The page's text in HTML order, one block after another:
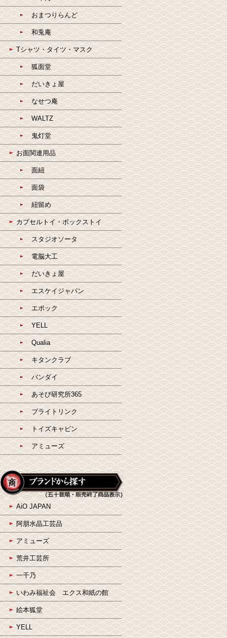
おまつりらんど
和兎庵
Tシャツ・タイツ・マスク
狐面堂
だいきょ屋
なせつ庵
WALTZ
鬼灯堂
お面関連用品
面紐
面袋
紐留め
カプセルトイ・ボックストイ
スタジオソータ
電脳大工
だいきょ屋
エスケイジャパン
エポック
YELL
Qualia
キタンクラブ
バンダイ
あそび研究所365
ブライトリンク
トイズキャビン
アミューズ
AiO JAPAN
阿朋水晶工芸品
アミューズ
荒井工芸所
一千乃
いわみ福祉会 エクス和紙の館
絵本狐堂
YELL